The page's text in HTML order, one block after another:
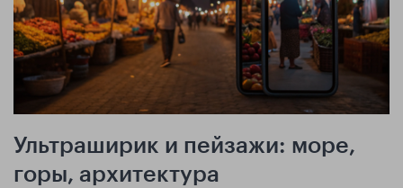
Ультраширик и пейзажи: море,
горы, архитектура